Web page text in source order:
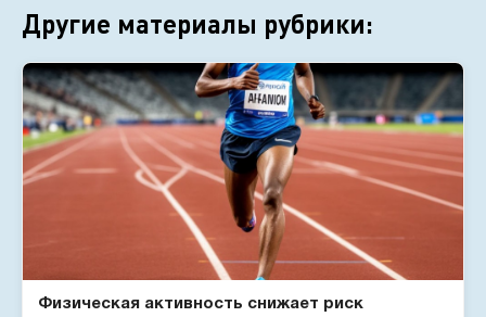
Другие материалы рубрики:
Физическая активность снижает риск